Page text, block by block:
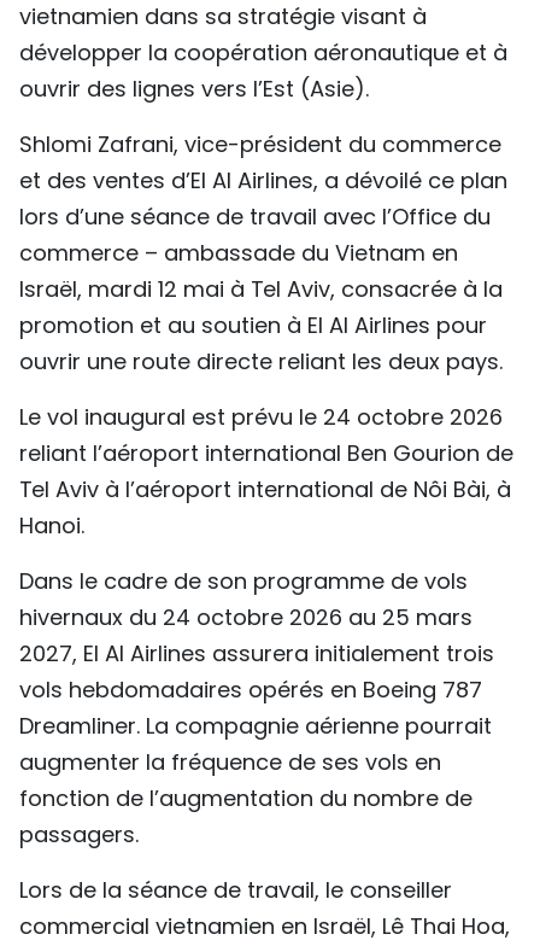
ESPAÑOL
vietnamien dans sa stratégie visant à
développer la coopération aéronautique et à
ouvrir des lignes vers l’Est (Asie).
Shlomi Zafrani, vice-président du commerce
et des ventes d’El Al Airlines, a dévoilé ce plan
lors d’une séance de travail avec l’Office du
commerce – ambassade du Vietnam en
Israël, mardi 12 mai à Tel Aviv, consacrée à la
promotion et au soutien à El Al Airlines pour
ouvrir une route directe reliant les deux pays.
Le vol inaugural est prévu le 24 octobre 2026
reliant l’aéroport international Ben Gourion de
Tel Aviv à l’aéroport international de Nôi Bài, à
Hanoi.
Dans le cadre de son programme de vols
hivernaux du 24 octobre 2026 au 25 mars
2027, El Al Airlines assurera initialement trois
vols hebdomadaires opérés en Boeing 787
Dreamliner. La compagnie aérienne pourrait
augmenter la fréquence de ses vols en
fonction de l’augmentation du nombre de
passagers.
Lors de la séance de travail, le conseiller
commercial vietnamien en Israël, Lê Thai Hoa,